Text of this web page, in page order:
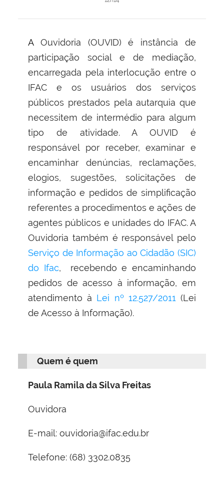
A Ouvidoria (OUVID)é instância de
participação social e de mediação,
encarregada pela interlocução entre o
IFAC e os usuários dos serviços
públicos prestados pela autarquia que
necessitem de intermédio para algum
tipo de atividade. A OUVID é
responsável porreceber, examinar e
encaminhar denúncias, reclamações,
elogios, sugestões, solicitações de
informação e pedidos de simplificação
referentes a procedimentos e ações de
agentes públicos e unidades do IFAC. A
Ouvidoria também é responsável pelo
Serviço de Informação ao Cidadão (SIC)
do Ifac,
recebendo e encaminhando
pedidos de acesso à informação, em
atendimento à Lei nº 12.527/2011(Lei
de Acesso à Informação).
Quem é quem
Paula Ramila da Silva Freitas
Ouvidora
E-mail: ouvidoria@ifac.edu.br
Telefone: (68) 3302.0835